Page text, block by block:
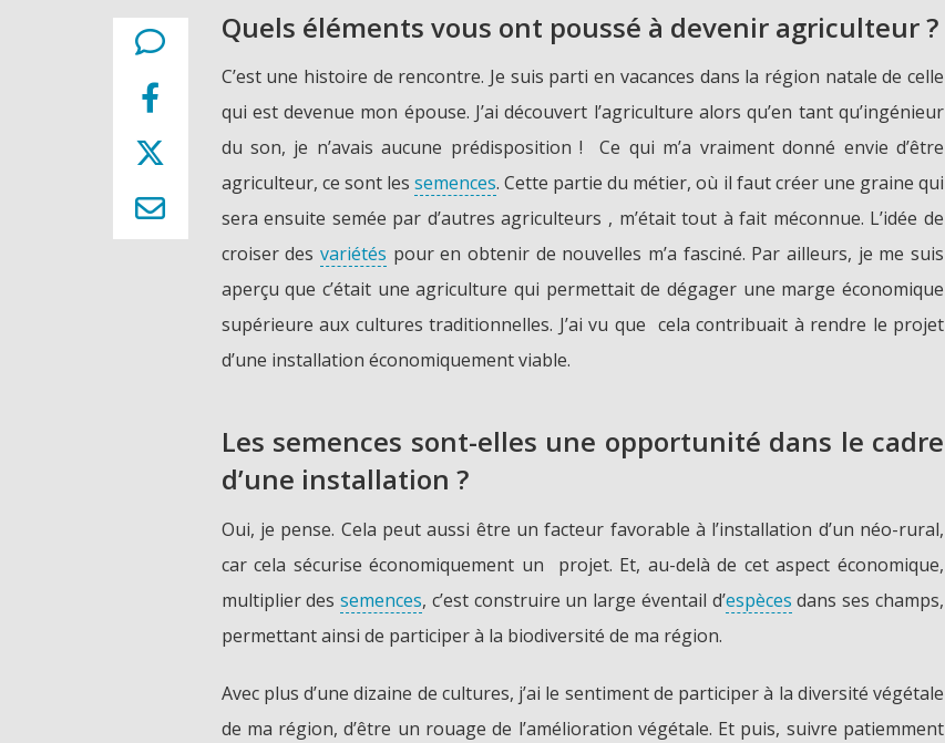
Quels éléments vous ont poussé à devenir agriculteur ?
C’est une histoire de rencontre. Je suis parti en vacances dans la région natale de celle
qui est devenue mon épouse. J’ai découvert l’agriculture alors qu’en tant qu’ingénieur
du son, je n’avais aucune prédisposition ! Ce qui m’a vraiment donné envie d’être
agriculteur, ce sont les semences. Cette partie du métier, où il faut créer une graine qui
sera ensuite semée par d’autres agriculteurs , m’était tout à fait méconnue. L’idée de
croiser des variétés pour en obtenir de nouvelles m’a fasciné. Par ailleurs, je me suis
aperçu que c’était une agriculture qui permettait de dégager une marge économique
supérieure aux cultures traditionnelles. J’ai vu que cela contribuait à rendre le projet
d’une installation économiquement viable.
Les semences sont-elles une opportunité dans le cadre
d’une installation ?
Oui, je pense. Cela peut aussi être un facteur favorable à l’installation d’un néo-rural,
car cela sécurise économiquement un projet. Et, au-delà de cet aspect économique,
multiplier dessemences, c’est construire un large éventail d’espèces dans ses champs,
permettant ainsi de participer à la biodiversité de ma région.
Avec plus d’une dizaine de cultures, j’ai le sentiment de participer à la diversité végétale
de ma région, d’être un rouage de l’amélioration végétale. Et puis, suivre patiemment